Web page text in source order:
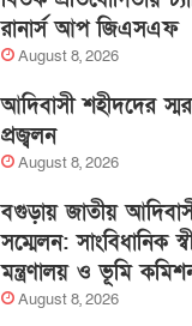
রানার্স আপ জিএসএফ
August 8, 2026
আদিবাসী শহীদদের
প্রজ্বলন
August 8, 2026
বগুড়ায় জাতীয়
সম্মেলন: সাংবিধানিক
মন্ত্রণালয় ও ভূমি
August 8, 2026